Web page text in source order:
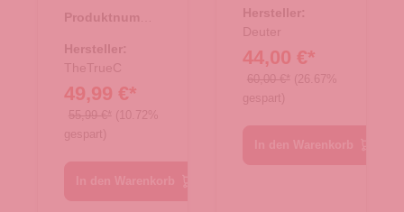
Superlight
55cm
Kopenhage
n
black/rose
Produktnumme
Hersteller:
TheTrueC
49,99 €*
55,99 €* (10.72%
gespart)
masala-
cherry
Hersteller:
Deuter
44,00 €*
60,00 €* (26.67%
gespart)